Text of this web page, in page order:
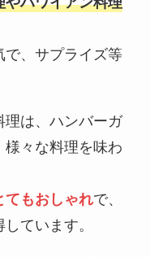
で、サプライズ等
理は、ハンバーガ
様々な料理を味わ
てもおしゃれで、
ています。